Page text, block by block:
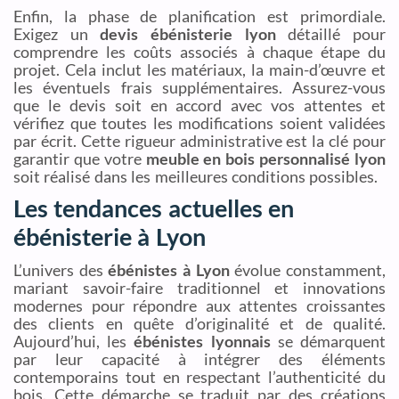
Enfin, la phase de planification est primordiale.
Exigez undevis ébénisterie lyondétaillé pour
comprendre les coûts associés à chaque étape du
projet. Cela inclut les matériaux, la main-d’œuvre et
les éventuels frais supplémentaires. Assurez-vous
que le devis soit en accord avec vos attentes et
vérifiez que toutes les modifications soient validées
par écrit. Cette rigueur administrative est la clé pour
garantir que votre meuble en bois personnalisé lyon
soit réalisé dans les meilleures conditions possibles.
Les tendances actuelles en
ébénisterie à Lyon
L’univers desébénistes à Lyonévolue constamment,
mariant savoir-faire traditionnel et innovations
modernes pour répondre aux attentes croissantes
des clients en quête d’originalité et de qualité.
Aujourd’hui, lesébénistes lyonnaisse démarquent
par leur capacité à intégrer des éléments
contemporains tout en respectant l’authenticité du
bois. Cette démarche se traduit par des créations